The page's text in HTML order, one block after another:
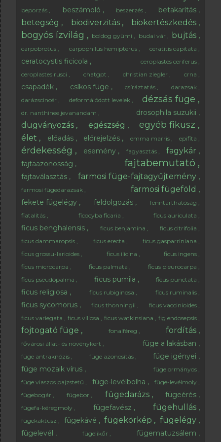
beporzás beszámoló beszerzés betakarítás
betegség biodiverzitás biokertészkedés
bogyós ízvilág boldog gyümi budai vár bujtás
carpobrotus carpophilus hemipterus ceratitis capitata
ceratocystis ficicola
ceroplastes ceriferus
ceroplastes rusci
chatgpt christian ziegler crna
csapadék csíkos füge csíráztatás
darazsak
darázscincér
deformálódott levelek dézsás füge
dr. nanthinee jevanandam drosophila suzukii
dugványozás egészség egyéb fikusz
élet előadás előrejelzés emma marris epifita
érdekesség esemény fagyasztás fagykár
fajtaazonosság fajtabemutató
fajtaválasztás farmosi füge-fajtagyűjtemény
farmosi fügedarazsak farmosi fügeföld
fekete fügelégy feldolgozás
fenntarthatóság
fiatalítás
ficocyba ficaria ficus auriculata
ficus benghalensis ficus benjamina
ficus citrifolia
ficus dammaropsis
ficus erecta
ficus gasparriniana
ficus grossu-larioides
ficus ilicina
ficus ingens
ficus microcarpa
ficus palmata
ficus pleurocarpa
ficus pseudopalma
ficus pumila ficus punctata
ficus religiosa ficus rubiginosa ficus ruminalis
ficus sycomorus ficus thonningii
ficus vaccinioides
ficus variegata
ficus villosa ficus watkinsiana fig endosepsis
fojtogató füge fonalféreg fordítás
fővárosi állat- és növénykert füge a lakásban
füge antraknózis füge azonosítás
füge igényei
füge mozaik vírus
füge ormányos
füge viaszos pajzstetű
füge-levélbolha
füge-levélmoly
fügebogár
fügebor fügedarázs fügeérés
fügefa-kéregmoly fügefavész fügehullás
fügekaktusz fügekávé fügekörkép fügelégy
fügelevél fügelikőr
fügematuzsálem